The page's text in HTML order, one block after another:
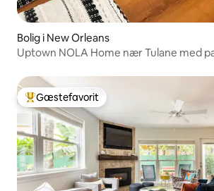
Bolig i New Orleans
Uptown NOLA Home nær Tulane med
Bedste gæstefavorit
Gæstefavorit